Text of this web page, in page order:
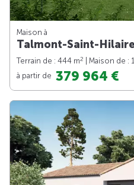
Maison à
Talmont-Saint-
Terrain de : 444 m2 | Maison de :
à partir de 379 964 €